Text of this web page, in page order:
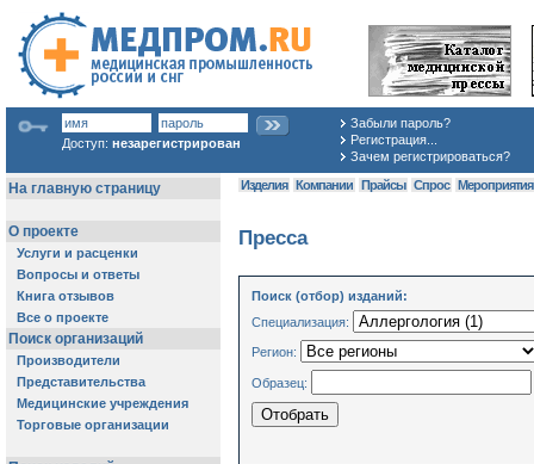
Доступ: незарегистрирован
Забыли пароль?
Регистрация...
Зачем регистрироваться?
Изделия Компании Прайсы Спрос Мероприятия
Пресса
Поиск (отбор) изданий:
Специализация:
Регион:
Образец: